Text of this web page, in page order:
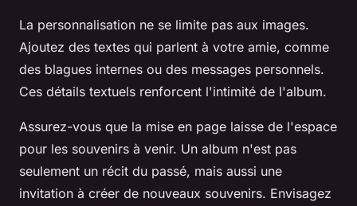
La personnalisation ne se limite pas aux images.
Ajoutez des textes qui parlent à votre amie, comme
des blagues internes ou des messages personnels.
Ces détails textuels renforcent l'intimité de l'album.
Assurez-vous que la mise en page laisse de l'espace
pour les souvenirs à venir. Un album n'est pas
seulement un récit du passé, mais aussi une
invitation à créer de nouveaux souvenirs. Envisagez